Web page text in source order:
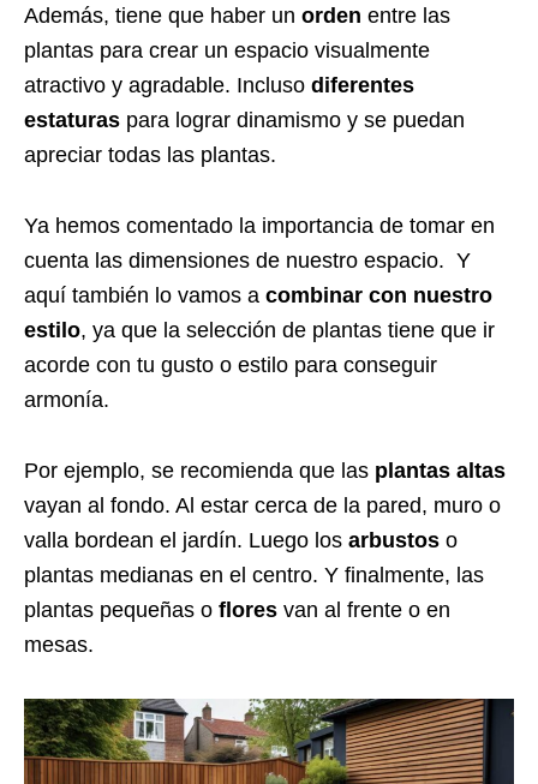
Además, tiene que haber un orden entre las
plantas para crear un espacio visualmente
atractivo y agradable. Incluso diferentes
estaturas para lograr dinamismo y se puedan
apreciar todas las plantas.
Ya hemos comentado la importancia de tomar en
cuenta las dimensiones de nuestro espacio. Y
aquí también lo vamos a combinar con nuestro
estilo, ya que la selección de plantas tiene que ir
acorde con tu gusto o estilo para conseguir
armonía.
Por ejemplo, se recomienda que las plantas altas
vayan al fondo. Al estar cerca de la pared, muro o
valla bordean el jardín. Luego los arbustos o
plantas medianas en el centro. Y finalmente, las
plantas pequeñas o flores van al frente o en
mesas.